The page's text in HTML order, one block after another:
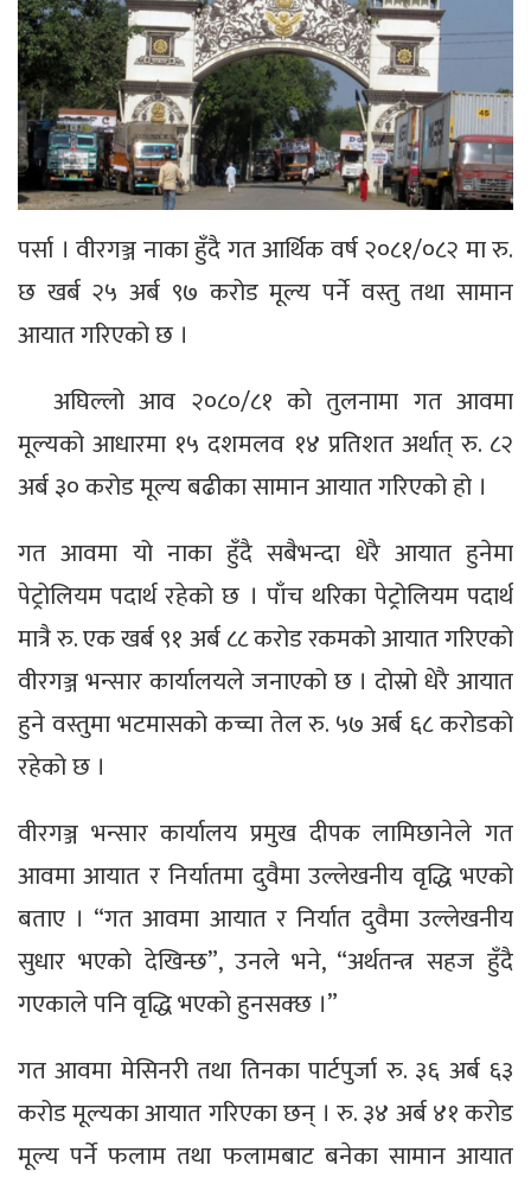
पर्सा । वीरगञ्ज नाका हुँदै गत आर्थिक वर्ष २०८१/०८२ मा रु.
छ खर्ब २५ अर्ब ९७ करोड मूल्य पर्ने वस्तु तथा सामान
आयात गरिएको छ ।
अघिल्लो आव २०८०/८१ को तुलनामा गत आवमा
मूल्यको आधारमा १५ दशमलव १४ प्रतिशत अर्थात् रु. ८२
अर्ब ३० करोड मूल्य बढीका सामान आयात गरिएको हो ।
गत आवमा यो नाका हुँदै सबैभन्दा धेरै आयात हुनेमा
पेट्रोलियम पदार्थ रहेको छ । पाँच थरिका पेट्रोलियम पदार्थ
मात्रै रु. एक खर्ब ९१ अर्ब ८८ करोड रकमको आयात गरिएको
वीरगञ्ज भन्सार कार्यालयले जनाएको छ । दोस्रो धेरै आयात
हुने वस्तुमा भटमासको कच्चा तेल रु. ५७ अर्ब ६८ करोडको
रहेको छ ।
वीरगञ्ज भन्सार कार्यालय प्रमुख दीपक लामिछानेले गत
आवमा आयात र निर्यातमा दुवैमा उल्लेखनीय वृद्धि भएको
बताए । “गत आवमा आयात र निर्यात दुवैमा उल्लेखनीय
सुधार भएको देखिन्छ”, उनले भने, “अर्थतन्त्र सहज हुँदै
गएकाले पनि वृद्धि भएको हुनसक्छ ।”
गत आवमा मेसिनरी तथा तिनका पार्टपुर्जा रु. ३६ अर्ब ६३
करोड मूल्यका आयात गरिएका छन् । रु. ३४ अर्ब ४१ करोड
मूल्य पर्ने फलाम तथा फलामबाट बनेका सामान आयात